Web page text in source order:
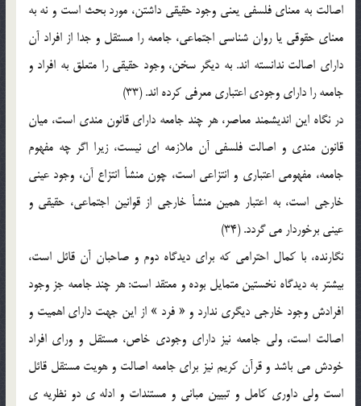
اصالت به معناي فلسفي يعني وجود حقيقي داشتن، مورد بحث است و نه به
معناي حقوقي يا روان شناسي اجتماعي، جامعه را مستقل و جدا از افراد آن
داراي اصالت ندانسته اند. به ديگر سخن، وجود حقيقي را متعلق به افراد و
جامعه را داراي وجودي اعتباري معرفي کرده اند. (33)
در نگاه اين انديشمند معاصر، هر چند جامعه داراي قانون مندي است، ميان
قانون مندي و اصالت فلسفي آن ملازمه اي نيست، زيرا اگر چه مفهوم
جامعه، مفهومي اعتباري و انتزاعي است، چون منشأ انتزاع آن، وجود عيني
خارجي است، به اعتبار همين منشأ خارجي از قوانين اجتماعي، حقيقي و
عيني برخوردار مي گردد. (34)
نگارنده، با کمال احترامي که براي ديدگاه دوم و صاحبان آن قائل است،
بيشتر به ديدگاه نخستين متمايل بوده و معتقد است: هر چند جامعه جز وجود
افرادش وجود خارجي ديگري ندارد و « فرد » از اين جهت داراي اهميت و
اصالت است، ولي جامعه نيز داراي وجودي خاص، مستقل و وراي افراد
خودش مي باشد و قرآن کريم نيز براي جامعه اصالت و هويت مستقل قائل
است ولي داوري کامل و تبيين مباني و مستندات و ادله ي دو نظريه ي